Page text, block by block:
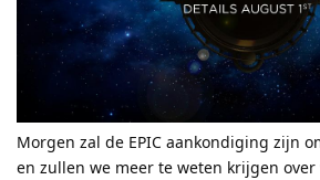
Morgen zal de EPIC aankondiging zijn
en zullen we meer te weten krijgen